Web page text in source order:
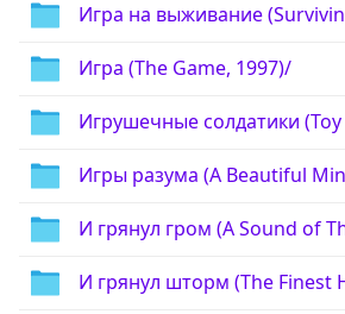
Игра на выживание
Игра (The Game, 1997)/
Игрушечные солдатики
Игры разума (A Beautiful
И грянул гром (A Sound of
И грянул шторм (The Finest